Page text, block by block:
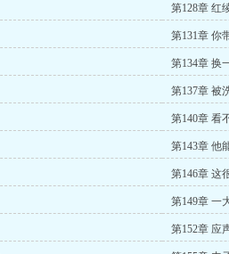
第128章 红
第131章 你
第134章 换
第137章 被
第140章 看
第143章 他
第146章 这
第149章 一
第152章 应